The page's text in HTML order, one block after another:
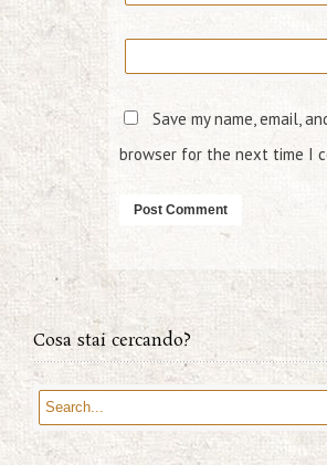
Save my name, email,
browser for the next time I
Cosa stai cercando?